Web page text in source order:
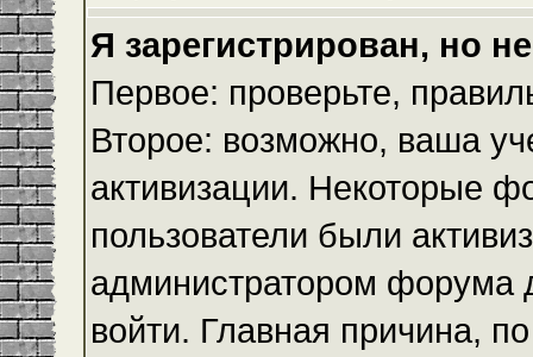
Я зарегистрирован, но
Первое: проверьте,
Второе: возможно, ваша
активизации. Некоторые
пользователи были
администратором форума
войти. Главная причина,